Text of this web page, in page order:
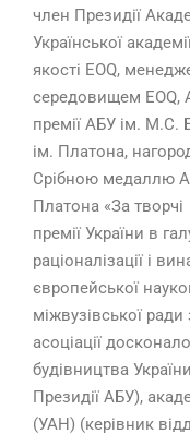
член Президії
Української
якості EOQ,
середовищем EOQ,
премії АБУ ім. М.С.
ім. Платона,
Срібною медаллю
Платона «За
премії України в
раціоналізації і
європейської
міжвузівської
асоціації
будівництва
Президії АБУ),
(УАН) (керівник